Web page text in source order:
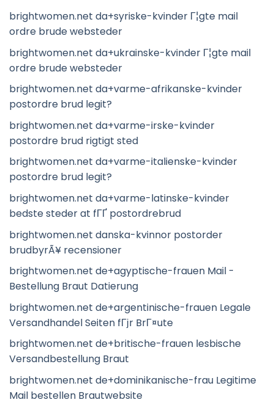
brightwomen.net da+syriske-kvinder Г¦gte mail
ordre brude websteder
brightwomen.net da+ukrainske-kvinder Г¦gte mail
ordre brude websteder
brightwomen.net da+varme-afrikanske-kvinder
postordre brud legit?
brightwomen.net da+varme-irske-kvinder
postordre brud rigtigt sted
brightwomen.net da+varme-italienske-kvinder
postordre brud legit?
brightwomen.net da+varme-latinske-kvinder
bedste steder at fГҐ postordrebrud
brightwomen.net danska-kvinnor postorder
brudbyrÃ¥ recensioner
brightwomen.net de+agyptische-frauen Mail -
Bestellung Braut Datierung
brightwomen.net de+argentinische-frauen Legale
Versandhandel Seiten fГјr BrГ¤ute
brightwomen.net de+britische-frauen lesbische
Versandbestellung Braut
brightwomen.net de+dominikanische-frau Legitime
Mail bestellen Brautwebsite